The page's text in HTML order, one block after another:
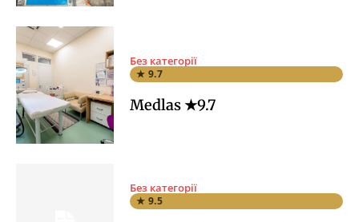
Без категорії
★ 9.7
Medlas ★9.7
Без категорії
★ 9.5